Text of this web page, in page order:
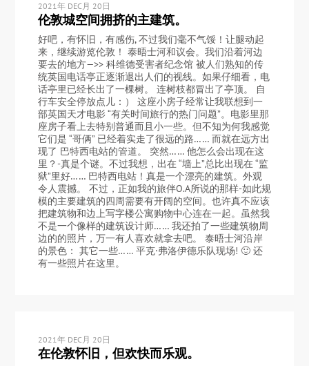
2021年 DEC月 20日
伦敦城空间拥挤的主建筑。
好吧，有怀旧，有感伤, 不过我们毫不气馁！让腿动起
来，继续游览伦敦！ 泰晤士河和议会。我们沿着河边
要去的地方—>> 科维德受害者纪念馆 被人们熟知的传
统英国电话亭正逐渐退出人们的视线。如果仔细看，电
话亭里已经长出了一棵树。 连树枝都冒出了亭顶。 自
行车安全停放点儿：） 这座小房子经常让我联想到一
部英国天才电影 “有关时间旅行的热门问题”。电影里那
座房子看上去特别普通而且小一些。但不知为何我感觉
它们是 “哥俩” 已经着实走了很远的路…… 而就在远方出
现了 巴特西电站的管道。 突然…… 他怎么会出现在这
里？-真是个谜。不过我想，出在 “墙上”总比出现在 “监
狱”里好…… 巴特西电站！真是一个漂亮的建筑。外观
令人震撼。 不过，正如我的旅伴O.A所说的那样-如此规
模的主要建筑的四周需要有开阔的空间。也许真不应该
把建筑物和边上写字楼公寓购物中心连在一起。虽然我
不是一个像样的建筑设计师…… 我还拍了一些建筑物周
边的的照片，万一有人喜欢就拿去吧。 泰晤士河沿岸
的景色： 其它一些…… 平克·弗洛伊德乐队现场! 🙂 还
有一些照片在这里。
2021年 DEC月 20日
在伦敦怀旧，但欢快而乐观。